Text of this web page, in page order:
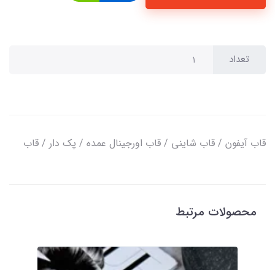
تعداد
قاب آیفون / قاب شاینی / قاب اورجینال عمده / پک دار / قاب
محصولات مرتبط